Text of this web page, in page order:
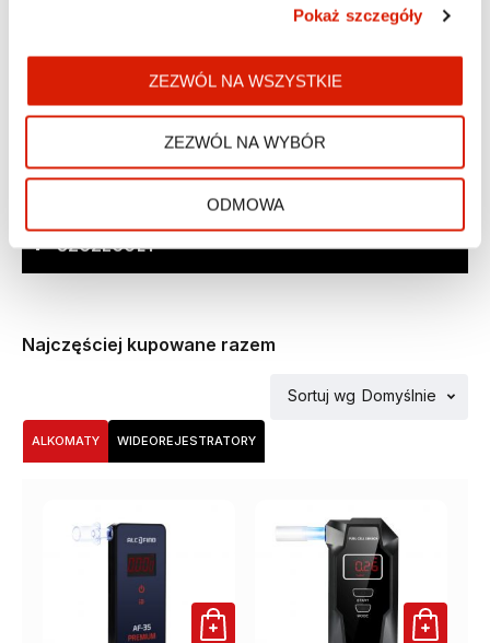
Pokaż szczegóły
ZEZWÓL NA WSZYSTKIE
ZEZWÓL NA WYBÓR
ODMOWA
zapewniają wygodę użytkowania nawet podczas długich treningów. Z
ładujące) Mibro OpenEar są gotowe na każdy sportowy maraton.
SZCZEGÓŁY
Najczęściej kupowane razem
ALKOMATY WIDEOREJESTRATORY
Sortuj wg Domyślnie